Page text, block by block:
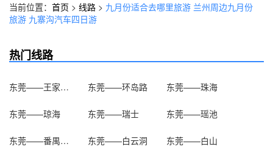
当前位置： 首页 > 线路 > 九月份适合去哪里旅游 兰州周边九月份
旅游 九寨沟汽车四日游
热门线路
东莞——王家大院 东莞——环岛路 东莞——珠海
东莞——琼海 东莞——瑞士 东莞——瑶池
东莞——番禺百万葵园 东莞——白云洞 东莞——白山